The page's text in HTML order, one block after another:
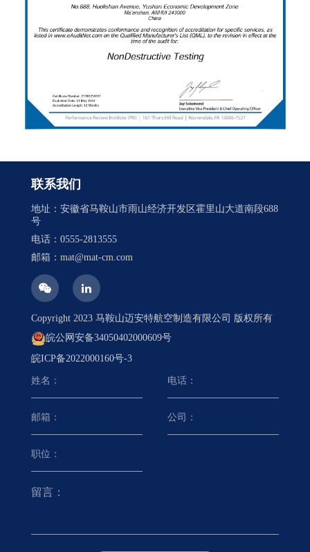
联系我们
地址：安徽省马鞍山市雨山经济开发区霍里山大道南段688
号
电话：0555-2813555
邮箱：mat@mat-cm.com
Copyright 2023 马鞍山迈安特航空制造有限公司 版权所有
皖公网安备34050402000609号
皖ICP备2022000160号-3